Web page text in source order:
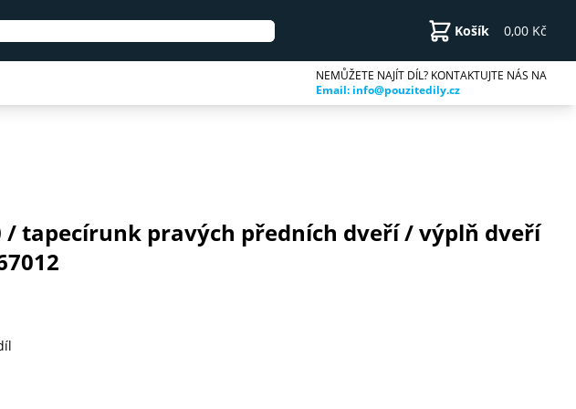
Košík 0,00 Kč
NEMŮŽETE NAJÍT DÍL? KONTAKTUJTE NÁS NA
Email: info@pouzitedily.cz
/ tapecírunk pravých předních dveří / výplň dveří